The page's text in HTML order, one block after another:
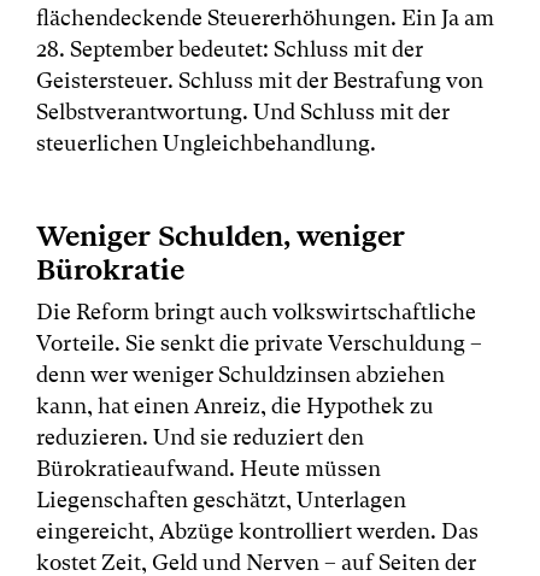
flächendeckende Steuererhöhungen. Ein Ja am
28. September bedeutet: Schluss mit der
Geistersteuer. Schluss mit der Bestrafung von
Selbstverantwortung. Und Schluss mit der
steuerlichen Ungleichbehandlung.
Weniger Schulden, weniger
Bürokratie
Die Reform bringt auch volkswirtschaftliche
Vorteile. Sie senkt die private Verschuldung –
denn wer weniger Schuldzinsen abziehen
kann, hat einen Anreiz, die Hypothek zu
reduzieren. Und sie reduziert den
Bürokratieaufwand. Heute müssen
Liegenschaften geschätzt, Unterlagen
eingereicht, Abzüge kontrolliert werden. Das
kostet Zeit, Geld und Nerven – auf Seiten der